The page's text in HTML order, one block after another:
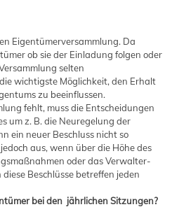
Eigentümerversammlung. Da
ob sie der Einladung folgen oder
selten
wichtigste Möglichkeit, den Erhalt
zu beeinflussen.
fehlt, muss die Entscheidungen
um z. B. die Neuregelung der
ein neuer Beschluss nicht so
aus, wenn über die Höhe des
oder das Verwalter-
Beschlüsse betreffen jeden
bei den jährlichen Sitzungen?